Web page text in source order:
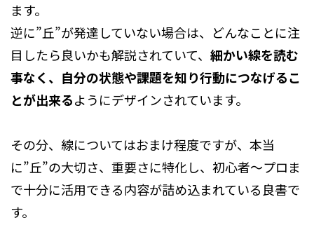
ます。
逆に”丘”が発達していない場合は、どんなことに注
目したら良いかも解説されていて、 細かい線を読む
事なく、自分の状態や課題を知り行動につなげるこ
とが出来るようにデザインされています。
その分、線についてはおまけ程度ですが、本当
に”丘”の大切さ、重要さに特化し、初心者～プロま
で十分に活用できる内容が詰め込まれている良書で
す。